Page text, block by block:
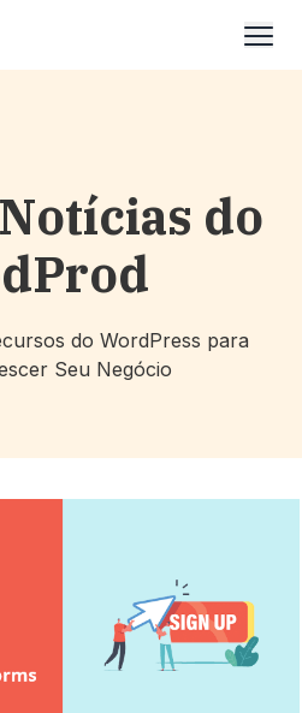
do
do WordPress para
Seu Negócio